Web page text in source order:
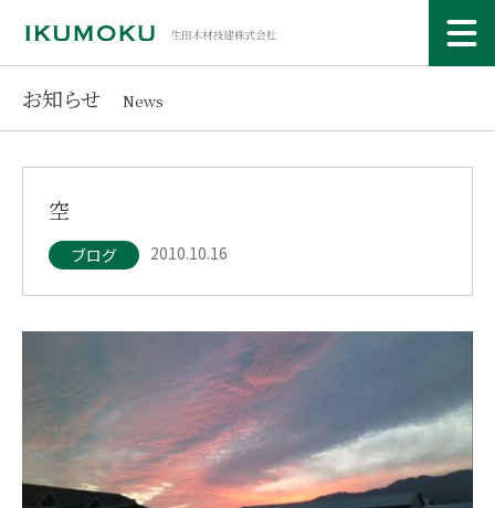
お知らせ News
空
ブログ 2010.10.16